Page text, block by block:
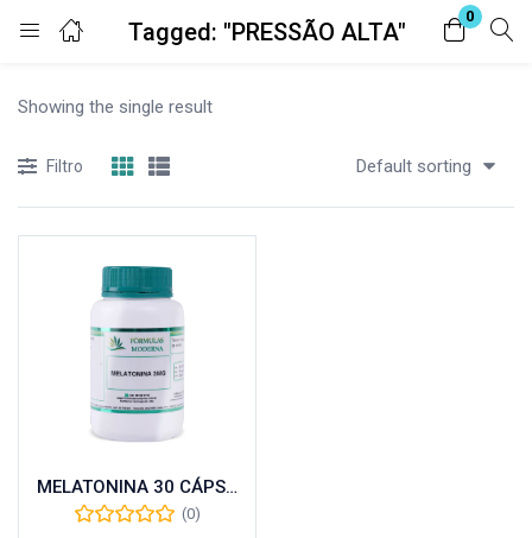
Tagged: "PRESSÃO ALTA"
0
Entrar Registro
Showing the single result
Filtro Default sorting
MELATONINA 30 CÁPSULAS
(0)